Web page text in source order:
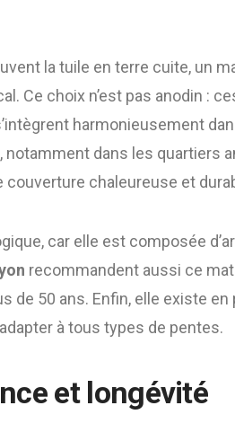
la tuile en terre cuite, un
Ce choix n’est pas anodin :
harmonieusement
dans les quartiers
couverture chaleureuse et
car elle est composée
recommandent aussi ce
de 50 ans. Enfin, elle existe
à tous types de pentes.
et longévité